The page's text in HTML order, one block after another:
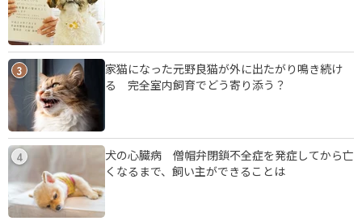
3
家猫になった元野良猫が外に出たがり鳴き続け
る 完全室内飼育でどう寄り添う？
4
犬の心臓病 僧帽弁閉鎖不全症を発症してから亡
くなるまで、飼い主ができることは